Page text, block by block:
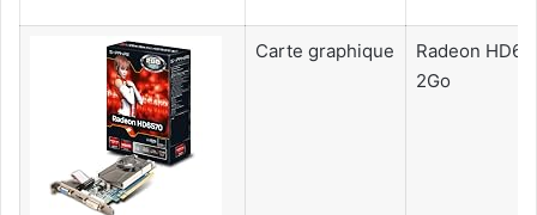
Carte graphique
Radeon
2Go